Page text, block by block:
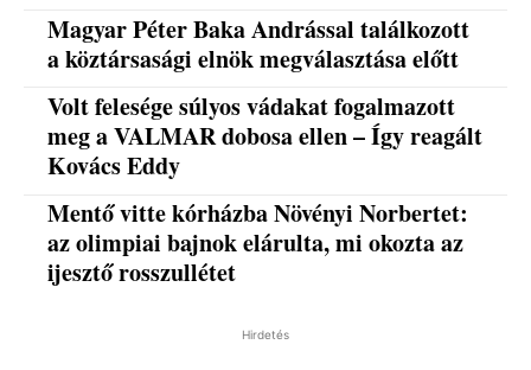
Magyar Péter Baka Andrással találkozott
a köztársasági elnök megválasztása előtt
Volt felesége súlyos vádakat fogalmazott
meg a VALMAR dobosa ellen – Így reagált
Kovács Eddy
Mentő vitte kórházba Növényi Norbertet:
az olimpiai bajnok elárulta, mi okozta az
ijesztő rosszullétet
Hirdetés